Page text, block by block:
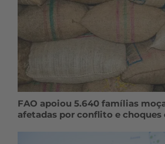
FAO apoiou 5.640 famílias
afetadas por conflito e